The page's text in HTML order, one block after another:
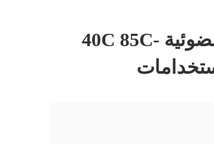
IP65 صندوق توزيع الألياف الضوئية -40C 85C